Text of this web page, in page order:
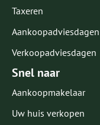
Taxeren
Aankoopadviesdagen
Verkoopadviesdagen
Snel naar
Aankoopmakelaar
Uw huis verkopen